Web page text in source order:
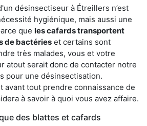
désinsectiseur à Étreillers n’est
hygiénique, mais aussi une
que les cafards transportent
de bactéries et certains sont
très malades, vous et votre
atout serait donc de contacter notre
pour une désinsectisation.
avant tout prendre connaissance de
à savoir à quoi vous avez affaire.
des blattes et cafards